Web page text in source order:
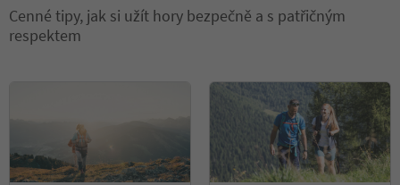
Cenné tipy, jak si užít hory bezpečně a s patřičným
respektem